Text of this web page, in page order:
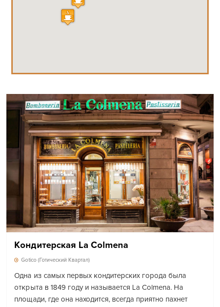
Кондитерская La Colmena
Gotico (Готический Квартал)
Одна из самых первых кондитерских города была
открыта в 1849 году и называется La Colmena. На
площади, где она находится, всегда приятно пахнет